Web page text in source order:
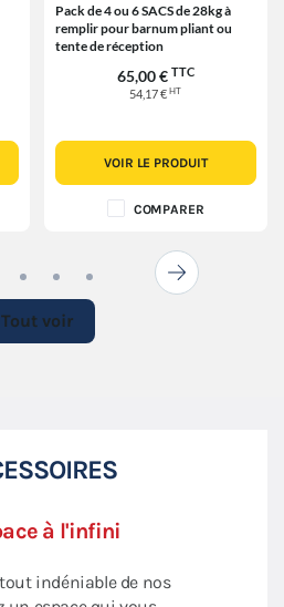
Pack de 4 ou 6 SACS de 28kg à
remplir pour barnum pliant ou
tente de réception
65,00 € TTC
54,17 €HT
VOIR LE PRODUIT
COMPARER
Tout voir
à l'infini
indéniable de nos